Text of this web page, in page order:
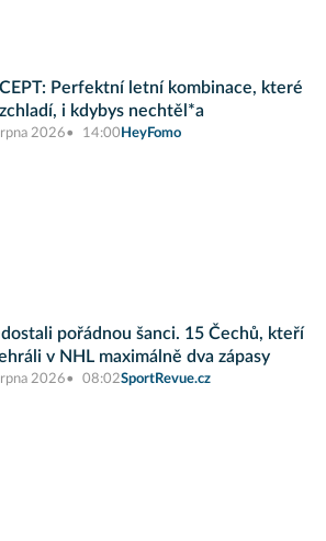
Perfektní letní kombinace, které
i kdybys nechtěl*a
2026 14:00 HeyFomo
pořádnou šanci. 15 Čechů, kteří
v NHL maximálně dva zápasy
2026 08:02SportRevue.cz